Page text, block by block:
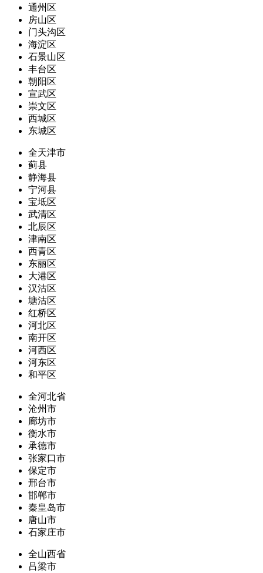
通州区
房山区
门头沟区
海淀区
石景山区
丰台区
朝阳区
宣武区
崇文区
西城区
东城区
全天津市
蓟县
静海县
宁河县
宝坻区
武清区
北辰区
津南区
西青区
东丽区
大港区
汉沽区
塘沽区
红桥区
河北区
南开区
河西区
河东区
和平区
全河北省
沧州市
廊坊市
衡水市
承德市
张家口市
保定市
邢台市
邯郸市
秦皇岛市
唐山市
石家庄市
全山西省
吕梁市